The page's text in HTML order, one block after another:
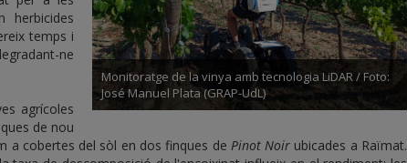
Monitoratge de la vinya amb tecnologia LiDAR / Foto:
José Manuel Plata (GRAP-UdL)
herbicides
temps i
ne
agrícoles
de nou
a cobertes del sòl en dos finques de Pinot Noir ubicades a Raïmat.